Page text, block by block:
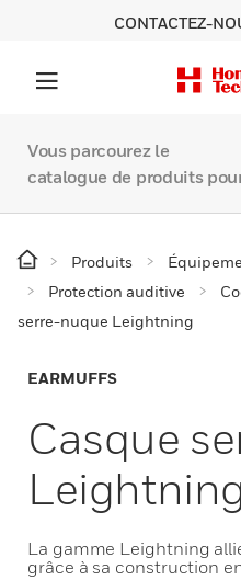
CONTACTEZ-
Vous parcourez le
catalogue de produits
Produits
Protection auditive
serre-nuque Leightning
EARMUFFS
Casque
La gamme Leightning
grâce à sa construction